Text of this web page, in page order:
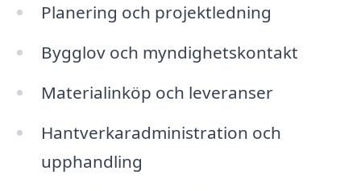
Planering och projektledning
Bygglov och myndighetskontakt
Materialinköp och leveranser
Hantverkaradministration och
upphandling